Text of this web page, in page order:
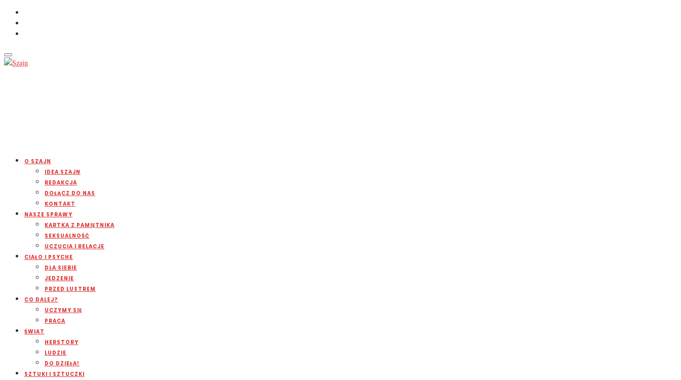
O SZAJN
IDEA SZAJN
REDAKCJA
DOŁĄCZ DO NAS
KONTAKT
NASZE SPRAWY
KARTKA Z PAMIĘTNIKA
SEKSUALNOŚĆ
UCZUCIA I RELACJE
CIAŁO I PSYCHE
DLA SIEBIE
JEDZENIE
PRZED LUSTREM
CO DALEJ?
UCZYMY SIĘ
PRACA
ŚWIAT
HERSTORY
LUDZIE
DO DZIEŁA!
SZTUKI I SZTUCZKI